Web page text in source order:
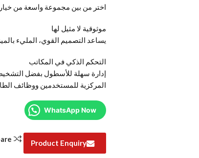
اختر من بين مجموعة واسعة من
موثوقية لا مثيل لها
يساعد التصميم القوي، المليء
التحكم الذكي في المكاتب
إدارة سهلة للأسطول بفضل التشخيص
المركزية للمستخدمين ووظائف
WhatsApp Now
Product Enquiry